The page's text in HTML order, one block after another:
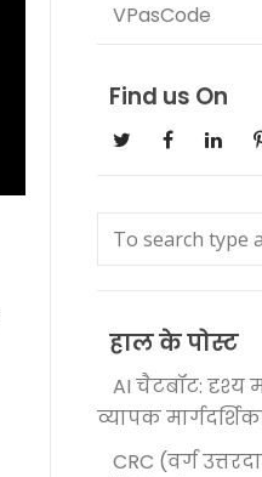
VPasCode
Find us On
हाल के पोस्ट
AI चैटबॉट: दृश्य
व्यापक
CRC (वर्ग